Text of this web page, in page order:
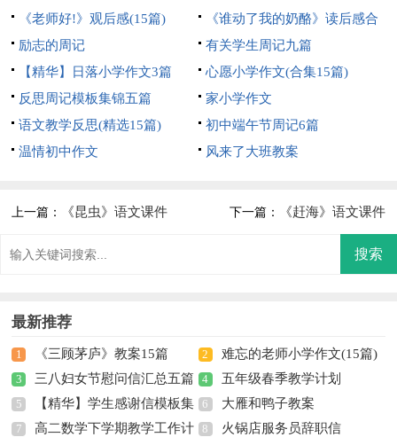
《老师好!》观后感(15篇)
《谁动了我的奶酪》读后感合
集15篇
励志的周记
有关学生周记九篇
【精华】日落小学作文3篇
心愿小学作文(合集15篇)
反思周记模板集锦五篇
家小学作文
语文教学反思(精选15篇)
初中端午节周记6篇
温情初中作文
风来了大班教案
上一篇： 《昆虫》语文课件 下一篇： 《赶海》语文课件
最新推荐
1 《三顾茅庐》教案15篇 2 难忘的老师小学作文(15篇)
3 三八妇女节慰问信汇总五篇 4 五年级春季教学计划
5
【精华】学生感谢信模板集
合五篇
6 大雁和鸭子教案
7
高二数学下学期教学工作计
8 火锅店服务员辞职信